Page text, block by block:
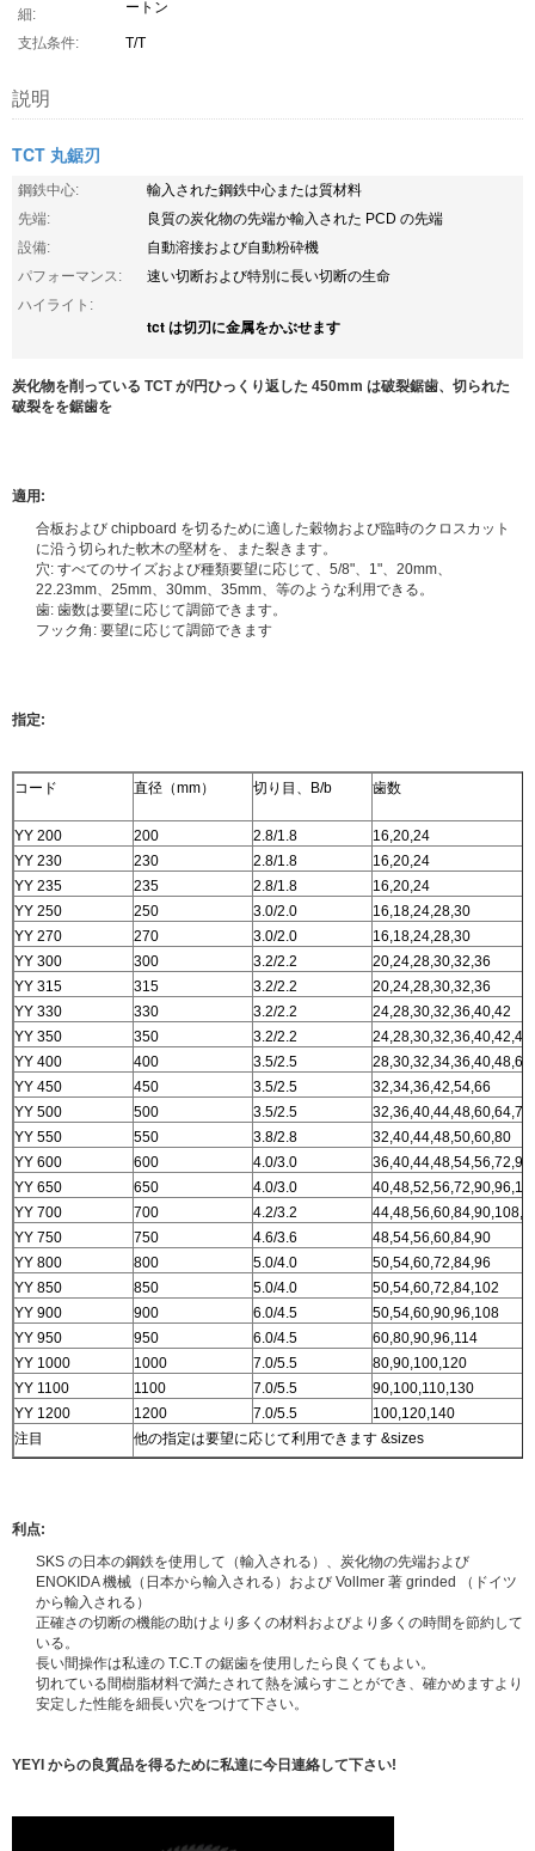
細:
ートン
支払条件: T/T
説明
TCT 丸鋸刃
鋼鉄中心:
輸入された鋼鉄中心または質材料
先端:
良質の炭化物の先端か輸入された PCD の先端
設備:
自動溶接および自動粉砕機
パフォーマンス:
速い切断および特別に長い切断の生命
ハイライト:
tct は切刃に金属をかぶせます
炭化物を削っている TCT が/円ひっくり返した 450mm は破裂鋸歯、切られた
破裂をを鋸歯を
適用:
合板および chipboard を切るために適した穀物および臨時のクロスカット
に沿う切られた軟木の堅材を、また裂きます。
穴: すべてのサイズおよび種類要望に応じて、5/8"、1"、20mm、
22.23mm、25mm、30mm、35mm、等のような利用できる。
歯: 歯数は要望に応じて調節できます。
フック角: 要望に応じて調節できます
指定:
コード 直径（mm） 切り目、B/b 歯数
YY 200 200 2.8/1.8
16,20,24
YY 230
230 2.8/1.8
16,20,24
YY 235
235 2.8/1.8
16,20,24
YY 250
250 3.0/2.0
16,18,24,28,30
YY 270
270 3.0/2.0
16,18,24,28,30
YY 300
300 3.2/2.2
20,24,28,30,32,36
YY 315
315 3.2/2.2
20,24,28,30,32,36
YY 330
330 3.2/2.2
24,28,30,32,36,40,42
YY 350
350 3.2/2.2
24,28,30,32,36,40,42,48
YY 400
400 3.5/2.5
28,30,32,34,36,40,48,60
YY 450
450 3.5/2.5
32,34,36,42,54,66
YY 500
500 3.5/2.5
32,36,40,44,48,60,64,72
YY 550
550 3.8/2.8
32,40,44,48,50,60,80
YY 600
600 4.0/3.0
YY 650
650 4.0/3.0
YY 700
700 4.2/3.2
YY 750
750 4.6/3.6
48,54,56,60,84,90
YY 800
800 5.0/4.0
50,54,60,72,84,96
YY 850
850 5.0/4.0
50,54,60,72,84,102
YY 900
900 6.0/4.5
50,54,60,90,96,108
YY 950
950 6.0/4.5
60,80,90,96,114
YY 1000
1000 7.0/5.5
80,90,100,120
YY 1100
1100 7.0/5.5
90,100,110,130
YY 1200
1200 7.0/5.5
100,120,140
注目
他の指定は要望に応じて利用できます &sizes
利点:
SKS の日本の鋼鉄を使用して（輸入される）、炭化物の先端および
ENOKIDA 機械（日本から輸入される）および Vollmer 著 grinded （ドイツ
から輸入される）
正確さの切断の機能の助けより多くの材料およびより多くの時間を節約して
いる。
長い間操作は私達の T.C.T の鋸歯を使用したら良くてもよい。
切れている間樹脂材料で満たされて熱を減らすことができ、確かめますより
安定した性能を細長い穴をつけて下さい。
YEYI からの良質品を得るために私達に今日連絡して下さい!